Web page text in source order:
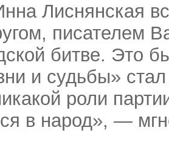
Лиснянская
писателем
битве. Это
и судьбы»
роли
в народ», —